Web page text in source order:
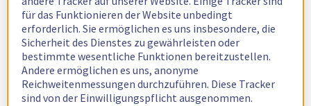
für das Funktionieren der Website unbedingt
erforderlich. Sie ermöglichen es uns insbesondere, die
Sicherheit des Dienstes zu gewährleisten oder
bestimmte wesentliche Funktionen bereitzustellen.
Andere ermöglichen es uns, anonyme
Reichweitenmessungen durchzuführen. Diese Tracker
sind von der Einwilligungspflicht ausgenommen.